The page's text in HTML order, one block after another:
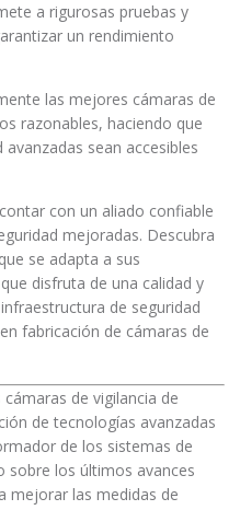
con un aliado confiable
mejoradas. Descubra
se adapta a sus
disfruta de una calidad y
de seguridad
fabricación de cámaras de
de vigilancia de
de tecnologías avanzadas
de los sistemas de
sobre los últimos avances
mejorar las medidas de
delitos en el lugar de
modernas ofrecen
que van más allá de la
el futuro de la vigilancia
en tecnología de
basado en IA para una